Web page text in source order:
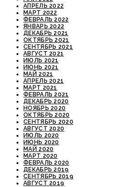
АПРЕЛЬ 2022
МАРТ 2022
ФЕВРАЛЬ 2022
ЯНВАРЬ 2022
ДЕКАБРЬ 2021
ОКТЯБРЬ 2021
СЕНТЯБРЬ 2021
АВГУСТ 2021
ИЮЛЬ 2021
ИЮНЬ 2021
МАЙ 2021
АПРЕЛЬ 2021
МАРТ 2021
ФЕВРАЛЬ 2021
ДЕКАБРЬ 2020
НОЯБРЬ 2020
ОКТЯБРЬ 2020
СЕНТЯБРЬ 2020
АВГУСТ 2020
ИЮЛЬ 2020
ИЮНЬ 2020
МАЙ 2020
МАРТ 2020
ФЕВРАЛЬ 2020
ДЕКАБРЬ 2019
СЕНТЯБРЬ 2019
АВГУСТ 2019